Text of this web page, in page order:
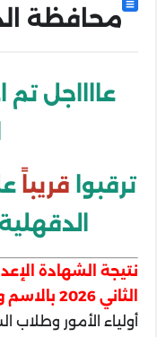
محافظة
عااااجل تم
ترقبوا قريباً
الدقهلية
نتيجة الشهادة
الثاني 2026 بالاسم ورقم الجلوس
أولياء الأمور وطلاب